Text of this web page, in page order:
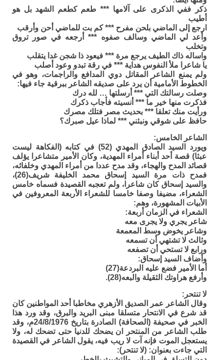
ذكر ففي الذكرى على آلامها *** طعم كطعم الشهد بل هو
أطيب
ارجع إلى الماضي بلحن مفرح *** كم بت للماضي أحن وأرقب
وأعد لي الماضي وسالف صفوه *** أرجعه في صور تروق
وتخلب
واساله ذاك الطيف يرجع مرة *** فيعود ذا شجن غدا يتقلب
يا شاعرا ملأ النفوس هداية *** في رقة تبدو وعود أصلب
ولم يمنع الشاعر المقاتل دوي المدافع والراجمات، وهو في
الخطوط الأمامية أن يرد على صديقه الشاعر ببرقية جاء فيها:
وصلت رسالتك التي *** أرسلتها … لله درك
فذكرت منها خير ما *** أنسيته فأجاب ذكرك
ورأيت منك تعلقا *** بحديث مصر فتلك مصرك
حافظ على شوقي ونبئني *** لماذا عيل صبرك؟
الشاعر الخامس:
ويورد السيد الصادق المهدي (52) في كتابه (الفكاهة ليست
عبثا) قصة أحد أبناء أمراء المهدية، وكان الأمير متشاعرا يؤلف
قصائد المدح والهجاء، وقد مدح عددا من أمراء المهدي وخلفائه،
فمدح ذات مرة السيد إسحاق محمد الخليفة شريف(26)،
والسيد إسحاق كان شاعرا، ولم تعجبه القصيدة فسماه خامس
الشعراء، مضيفا وصفا خامسا للشعراء الأربعة المعروفين في
الأبيات المشهورة، وهم:
الشعراء في الزمان أربعة:
شاعر يجري ولا يجرى معه
وشاعر يخوض وسط المعمعة
وثالث لا تشتهي أن تسمعه
ورابع لا تستحي أن تصفعه
وأضاف السيد إسحاق:
أما الأمير فضع عليه البردعة(27)
وأرفع هراوتك الثقيلة والبعه(28).
لا تنتحر:
وقال الشاعر عمر الصديق الأزهري مخاطبا أحد المواطنين كان
قد شرع في الانتحار متسلقا مبنى البريد والبرق، وقد ورد هذا
الخبر في صحيفة (الصحافة) الصادرة بتاريخ 24/8/1976م، وقد
طلب الشاعر من المنتحر ان يضحك للدنيا حتى تضحك له، ولا
يستعجل الموت فإنه آت لا ريب فيه، يقول الشاعر في القصيدة
التي جاءت بعنوان: (لا تنتحر):